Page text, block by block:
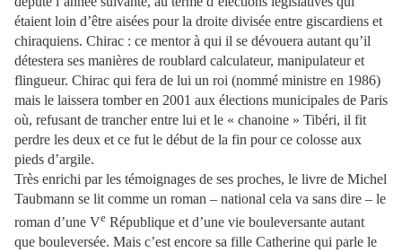
étaient loin d’être aisées pour la droite divisée entre giscardiens et
chiraquiens. Chirac : ce mentor à qui il se dévouera autant qu’il
détestera ses manières de roublard calculateur, manipulateur et
flingueur. Chirac qui fera de lui un roi (nommé ministre en 1986)
mais le laissera tomber en 2001 aux élections municipales de Paris
où, refusant de trancher entre lui et le « chanoine » Tibéri, il fit
perdre les deux et ce fut le début de la fin pour ce colosse aux
pieds d’argile.
Très enrichi par les témoignages de ses proches, le livre de Michel
Taubmann se lit comme un roman – national cela va sans dire – le
roman d’une Ve République et d’une vie bouleversante autant
que bouleversée. Mais c’est encore sa fille Catherine qui parle le